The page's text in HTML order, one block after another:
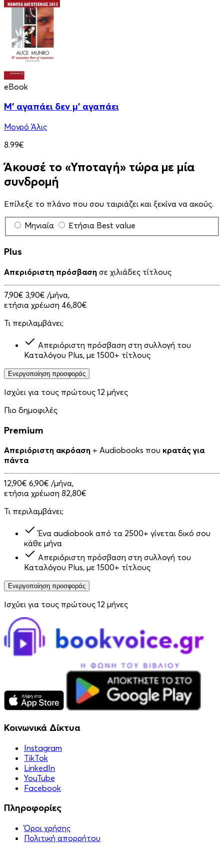
eBook
Μ' αγαπάει δεν μ' αγαπάει
Μονρό Άλις
8.99€
Άκουσέ το «Υποταγή» τώρα με μία
συνδρομή
Επίλεξε το πλάνο που σου ταιριάζει και ξεκίνα να ακούς.
Μηνιαία Ετήσια Best value
Plus
Απεριόριστη πρόσβαση σε χιλιάδες τίτλους
7,90€ 3,90€ /μήνα,
ετήσια χρέωση 46,80€
Τι περιλαμβάνει;
Απεριόριστη πρόσβαση στη συλλογή του
Καταλόγου Plus, με 1500+ τίτλους
Ενεργοποίηση προσφοράς
Ισχύει για τους πρώτους 12 μήνες
Πιο δημοφιλές
Premium
Απεριόριστη ακρόαση + Audiobooks που κρατάς για
πάντα
12,90€ 6,90€ /μήνα,
ετήσια χρέωση 82,80€
Τι περιλαμβάνει;
Ένα audiobook από τα 2500+ γίνεται δικό σου
κάθε μήνα
Απεριόριστη πρόσβαση στη συλλογή του
Καταλόγου Plus, με 1500+ τίτλους
Ενεργοποίηση προσφοράς
Ισχύει για τους πρώτους 12 μήνες
Κοινωνικά Δίκτυα
Instagram
TikTok
LinkedIn
YouTube
Facebook
Πληροφορίες
Όροι χρήσης
Πολιτική απορρήτου